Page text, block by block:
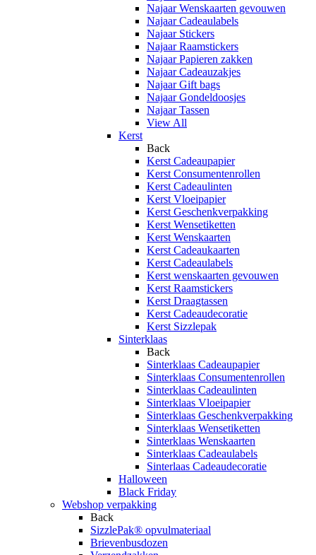
Najaar Wenskaarten gevouwen
Najaar Cadeaulabels
Najaar Stickers
Najaar Raamstickers
Najaar Papieren zakken
Najaar Cadeauzakjes
Najaar Gift bags
Najaar Gondeldoosjes
Najaar Tassen
View All
Kerst
Back
Kerst Cadeaupapier
Kerst Consumentenrollen
Kerst Cadeaulinten
Kerst Vloeipapier
Kerst Geschenkverpakking
Kerst Wensetiketten
Kerst Wenskaarten
Kerst Cadeaukaarten
Kerst Cadeaulabels
Kerst wenskaarten gevouwen
Kerst Raamstickers
Kerst Draagtassen
Kerst Cadeaudecoratie
Kerst Sizzlepak
Sinterklaas
Back
Sinterklaas Cadeaupapier
Sinterklaas Consumentenrollen
Sinterklaas Cadeaulinten
Sinterklaas Vloeipapier
Sinterklaas Geschenkverpakking
Sinterklaas Wensetiketten
Sinterklaas Wenskaarten
Sinterklaas Cadeaulabels
Sinterlaas Cadeaudecoratie
Halloween
Black Friday
Webshop verpakking
Back
SizzlePak® opvulmateriaal
Brievenbusdozen